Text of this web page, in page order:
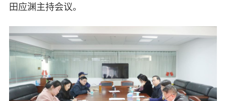
机关建设
致公风采
专委会
田应渊主持会议。